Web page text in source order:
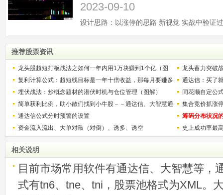
2023-09-10
推荐股票资讯
龙头股超短打板战法之如何一年内用1万块赚到1个亿（图
解）
龙头蓄力突破
的技巧（图解
复利计算公式：超短线目标是一年十倍收益，那每月要赚多
少？
通达信：买了
埋伏战法：炒概念题材的潜伏时机与仓位管理（图解）
同花顺自定公
简单获利比例，助小散们找到小牛股－－通达信、大智慧通
用
集合竞价抓涨
通达信公式分时预警的设置
筹码分布状况
资金流入流出、大单对敲（对倒）、诱多、诱空
史上成功率最
相关说明
目前市场常用软件有通达信、大智慧等，
式有tn6、tne、tni，股票池格式为XML。